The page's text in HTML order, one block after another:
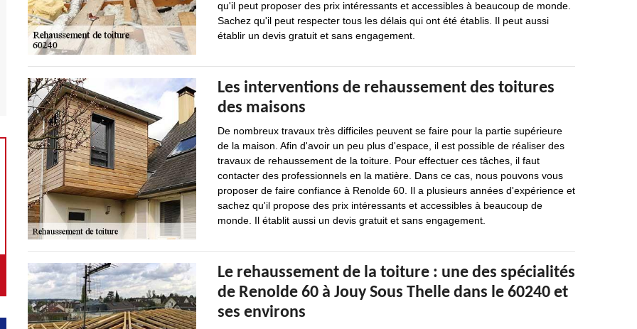
qu'il peut proposer des prix intéressants et accessibles à beaucoup de monde.
Sachez qu'il peut respecter tous les délais qui ont été établis. Il peut aussi
établir un devis gratuit et sans engagement.
Les interventions de rehaussement des toitures
des maisons
De nombreux travaux très difficiles peuvent se faire pour la partie supérieure
de la maison. Afin d'avoir un peu plus d'espace, il est possible de réaliser des
travaux de rehaussement de la toiture. Pour effectuer ces tâches, il faut
contacter des professionnels en la matière. Dans ce cas, nous pouvons vous
proposer de faire confiance à Renolde 60. Il a plusieurs années d'expérience et
sachez qu'il propose des prix intéressants et accessibles à beaucoup de
monde. Il établit aussi un devis gratuit et sans engagement.
Le rehaussement de la toiture : une des spécialités
de Renolde 60 à Jouy Sous Thelle dans le 60240 et
ses environs